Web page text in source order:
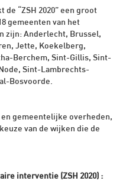
“ZSH 2020” een groot
gemeenten van het
zijn: Anderlecht, Brussel,
Jette, Koekelberg,
Berchem, Sint-Gillis, Sint-
Sint-Lambrechts-
Bosvoorde.
gemeentelijke overheden,
van de wijken die de
interventie (ZSH 2020) :